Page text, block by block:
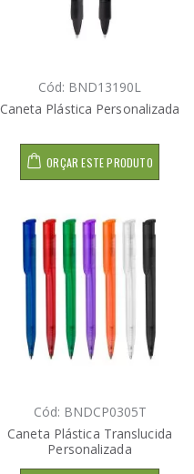
Cód: BND13190L
Caneta Plástica Personalizada
ORÇAR ESTE PRODUTO
Cód: BNDCP0305T
Caneta Plástica Translucida
Personalizada